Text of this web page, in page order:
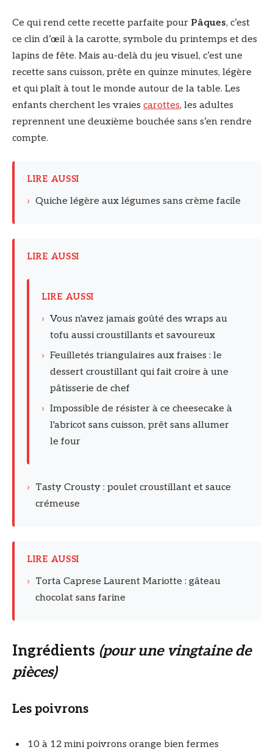
Ce qui rend cette recette parfaite pour Pâques, c’est
ce clin d’œil à la carotte, symbole du printemps et des
lapins de fête. Mais au-delà du jeu visuel, c’est une
recette sans cuisson, prête en quinze minutes, légère
et qui plaît à tout le monde autour de la table. Les
enfants cherchent les vraies carottes, les adultes
reprennent une deuxième bouchée sans s’en rendre
compte.
LIRE AUSSI
› Quiche légère aux légumes sans crème facile
LIRE AUSSI
LIRE AUSSI
› Vous n'avez jamais goûté des wraps au
tofu aussi croustillants et savoureux
› Feuilletés triangulaires aux fraises : le
dessert croustillant qui fait croire à une
pâtisserie de chef
› Impossible de résister à ce cheesecake à
l'abricot sans cuisson, prêt sans allumer
le four
› Tasty Crousty : poulet croustillant et sauce
crémeuse
LIRE AUSSI
› Torta Caprese Laurent Mariotte : gâteau
chocolat sans farine
Ingrédients (pour une vingtaine de
pièces)
Les poivrons
10 à 12 mini poivrons orange bien fermes